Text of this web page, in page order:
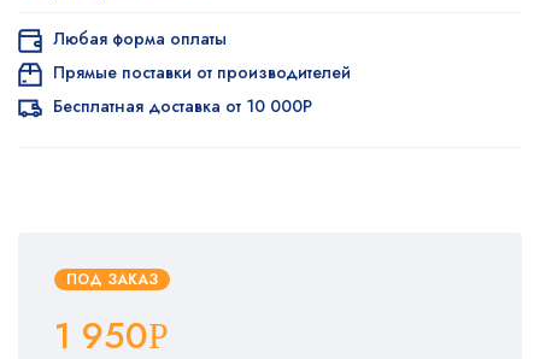
ПОД ЗАКАЗ
1 950Р
Любая форма оплаты
Прямые поставки от производителей
Бесплатная доставка от 10 000Р